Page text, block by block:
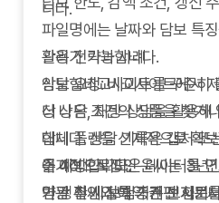
니다.
파일명에는 날짜와 담보 특
관리가 가능합니다.
상담 요청: 비교사이트에서
상 상담, 채팅 상담을 활용해
합니다. 상담 기록은 캡처 또
을 예방합니다.
약관 확인: 보험증권 전자문
활용 전략과 사례
암보험비교사이트를 꾸준히
더 나은 조건의 상품을 찾거
대체 플랜을 선제적으로 확
어 40대 직장인 윤씨는 3년
가 갱신 시점에 기존 보험보
주기적으로 모은 데이터를
변동 추세와 특약 개편 시기